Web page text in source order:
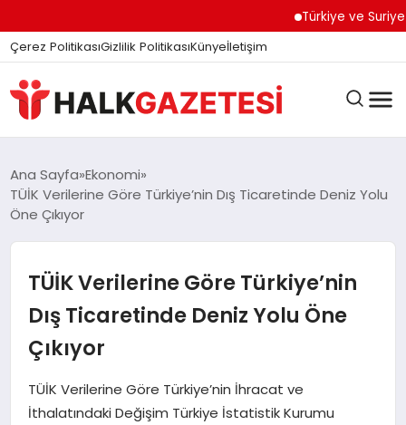
Türkiye ve Suriye
Çerez PolitikasıGizlilik PolitikasıKünyeİletişim
DÜNYA
EĞITIM
EKONOMI
Ana Sayfa Ekonomi
TÜİK Verilerine Göre Türkiye’nin Dış Ticaretinde Deniz Yolu
Öne Çıkıyor
TÜİK Verilerine Göre Türkiye’nin
Dış Ticaretinde Deniz Yolu Öne
Çıkıyor
TÜİK Verilerine Göre Türkiye’nin İhracat ve
İthalatındaki Değişim Türkiye İstatistik Kurumu